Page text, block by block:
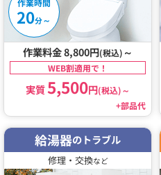
作業時間
20分～
作業料金 8,800円(税込) ～
WEB割適用で！
実質5,500円(税込)～
+部品代
給湯器のトラブル
修理・交換など